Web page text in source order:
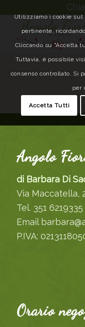
Angolo
di Barbara Di
Via Maccatella,
Tel. 351 6219335
Email
P.IVA:
Orario
Utilizziamo i cookie sul
pertinente,
Cliccando su "Accetta
Tuttavia, è possibile
consenso controllato. Si
per
Accetta Tutti